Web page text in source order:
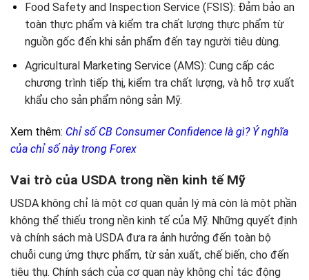
Food Safety and Inspection Service (FSIS): Đảm bảo an
toàn thực phẩm và kiểm tra chất lượng thực phẩm từ
nguồn gốc đến khi sản phẩm đến tay người tiêu dùng.
Agricultural Marketing Service (AMS): Cung cấp các
chương trình tiếp thị, kiểm tra chất lượng, và hỗ trợ xuất
khẩu cho sản phẩm nông sản Mỹ.
Xem thêm: Chỉ số CB Consumer Confidence là gì? Ý nghĩa
của chỉ số này trong Forex
Vai trò của USDA trong nền kinh tế Mỹ
USDA không chỉ là một cơ quan quản lý mà còn là một phần
không thể thiếu trong nền kinh tế của Mỹ. Những quyết định
và chính sách mà USDA đưa ra ảnh hưởng đến toàn bộ
chuỗi cung ứng thực phẩm, từ sản xuất, chế biến, cho đến
tiêu thụ. Chính sách của cơ quan này không chỉ tác động